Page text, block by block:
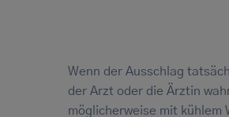
Wenn der Ausschlag
der Arzt oder die Ärztin
möglicherweise mit kühlem